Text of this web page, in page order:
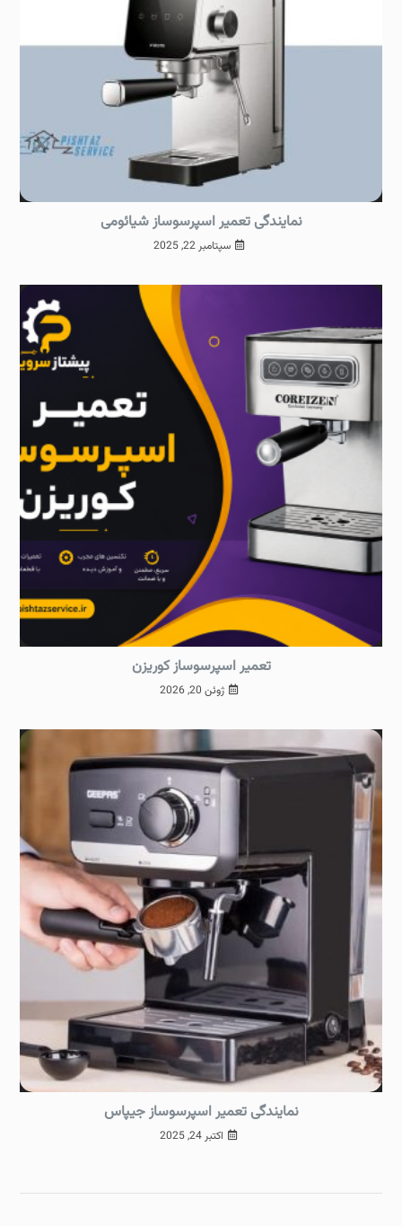
نمایندگی تعمیر اسپرسوساز شیائومی
سپتامبر 22, 2025
تعمیر اسپرسوساز کوریزن
ژوئن 20, 2026
نمایندگی تعمیر اسپرسوساز جیپاس
اکتبر 24, 2025